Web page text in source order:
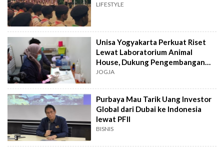
LIFESTYLE
Unisa Yogyakarta Perkuat Riset
Lewat Laboratorium Animal
House, Dukung Pengembangan
Kandidat Obat
JOGJA
Purbaya Mau Tarik Uang Investor
Global dari Dubai ke Indonesia
lewat PFII
BISNIS